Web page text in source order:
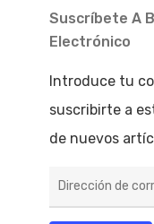
Suscríbete A
Electrónico
Introduce tu
suscribirte a
de nuevos
de